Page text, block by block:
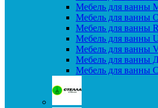
Мебель для ванны
Мебель для ванны
Мебель для ванны
Мебель для ванны
Мебель для ванны
Мебель для ванны
Мебель для ванны